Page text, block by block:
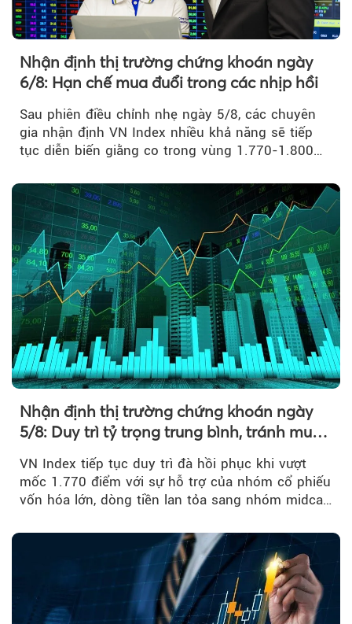
Theo
Nhận định thị trường chứng khoán ngày
6/8: Hạn chế mua đuổi trong các nhịp hồi
Sau phiên điều chỉnh nhẹ ngày 5/8, các chuyên
gia nhận định VN Index nhiều khả năng sẽ tiếp
tục diễn biến giằng co trong vùng 1.770-1.800
Nhận định thị trường chứng khoán ngày
5/8: Duy trì tỷ trọng trung bình, tránh mua
VN Index tiếp tục duy trì đà hồi phục khi vượt
mốc 1.770 điểm với sự hỗ trợ của nhóm cổ phiếu
vốn hóa lớn, dòng tiền lan tỏa sang nhóm midcap